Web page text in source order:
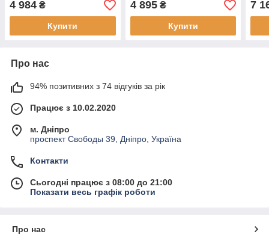
4 984 ₴
Купити
4 895₴
Купити
7
Про нас
94% позитивних з 74 відгуків за рік
Працює з 10.02.2020
м. Дніпро
проспект Свободы 39, Дніпро, Україна
Контакти
Сьогодні працює з 08:00 до 21:00
Показати весь графік роботи
Про нас